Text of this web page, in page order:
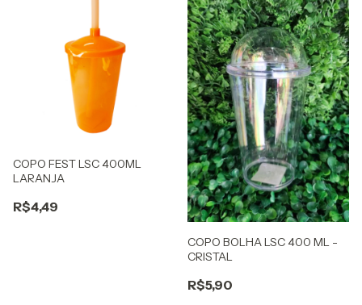
COPO FEST LSC 400ML
LARANJA
R$4,49
COPO BOLHA LSC 400 ML -
CRISTAL
R$5,90